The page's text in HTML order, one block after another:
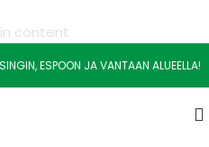
content
ESPOON JA VANTAAN ALUEELLA!